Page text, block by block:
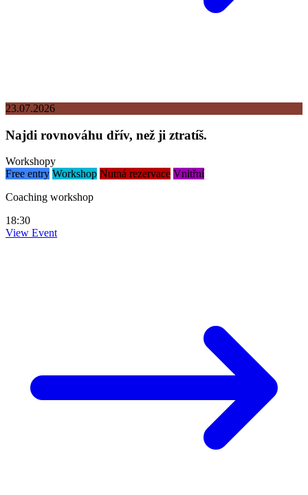
23.07.2026
Najdi rovnováhu dřív, než ji ztratíš.
Workshopy
Free entry Workshop Nutná rezervace Vnitřní
Coaching workshop
18:30
View Event